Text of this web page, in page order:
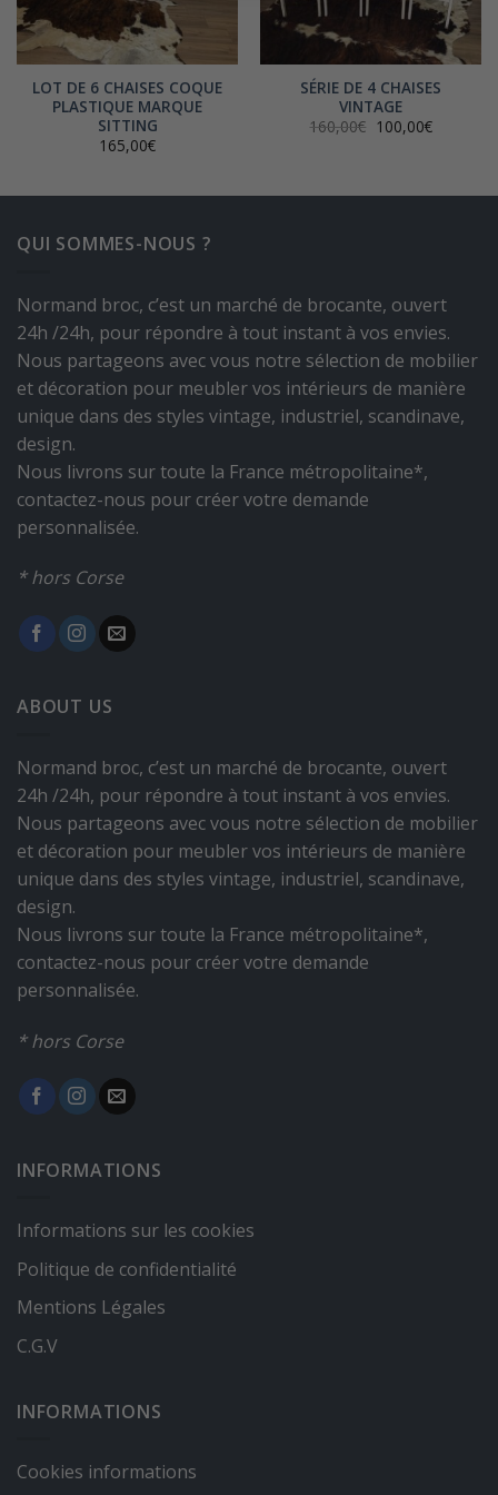
LOT DE 6 CHAISES COQUE
PLASTIQUE MARQUE
SITTING
165,00€
SÉRIE DE 4 CHAISES
VINTAGE
160,00€ Le
100,00€Le
QUI SOMMES-NOUS ?
Normand broc, c’est un marché de brocante, ouvert
24h /24h, pour répondre à tout instant à vos envies.
Nous partageons avec vous notre sélection de mobilier
et décoration pour meubler vos intérieurs de manière
unique dans des styles vintage, industriel, scandinave,
design.
Nous livrons sur toute la France métropolitaine*,
contactez-nous pour créer votre demande
personnalisée.
* hors Corse
ABOUT US
Normand broc, c’est un marché de brocante, ouvert
24h /24h, pour répondre à tout instant à vos envies.
Nous partageons avec vous notre sélection de mobilier
et décoration pour meubler vos intérieurs de manière
unique dans des styles vintage, industriel, scandinave,
design.
Nous livrons sur toute la France métropolitaine*,
contactez-nous pour créer votre demande
personnalisée.
* hors Corse
INFORMATIONS
Informations sur les cookies
Politique de confidentialité
Mentions Légales
C.G.V
INFORMATIONS
Cookies informations